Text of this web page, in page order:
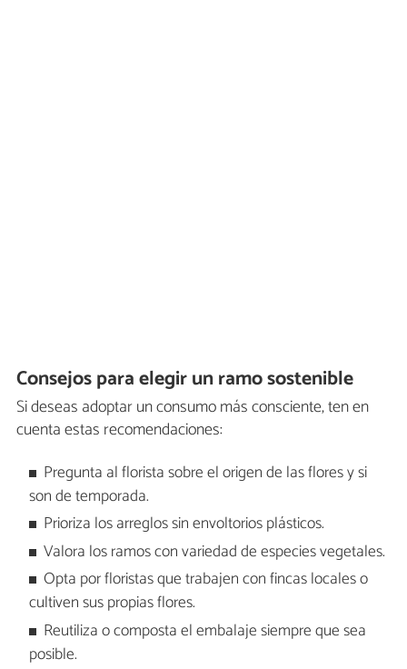
Consejos para elegir un ramo sostenible
Si deseas adoptar un consumo más consciente, ten en
cuenta estas recomendaciones:
Pregunta al florista sobre el origen de las flores y si
son de temporada.
Prioriza los arreglos sin envoltorios plásticos.
Valora los ramos con variedad de especies vegetales.
Opta por floristas que trabajen con fincas locales o
cultiven sus propias flores.
Reutiliza o composta el embalaje siempre que sea
posible.